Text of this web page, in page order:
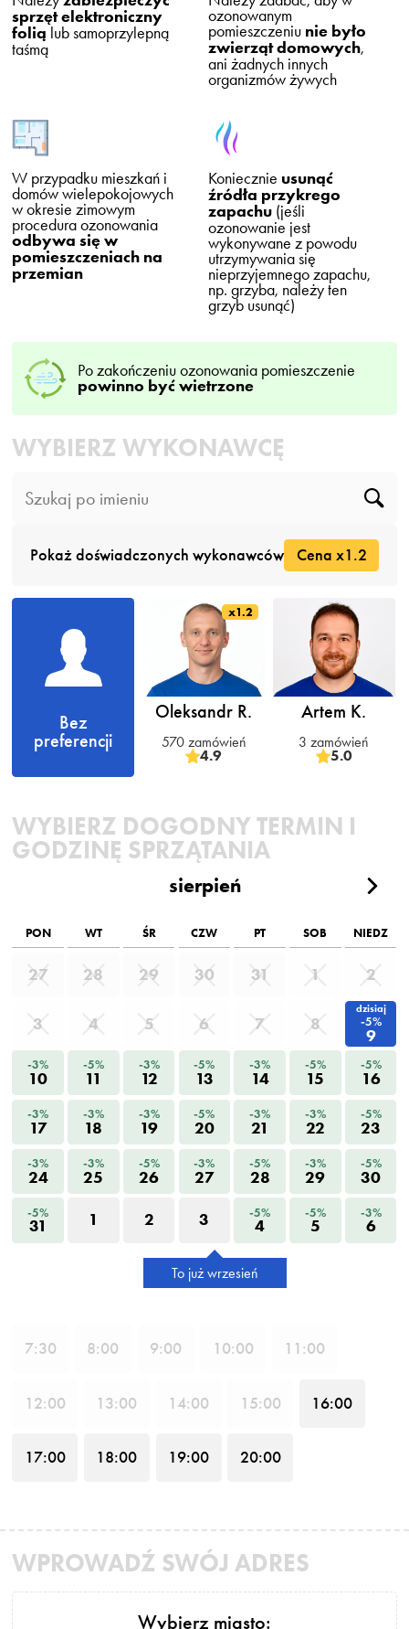
sprzęt elektroniczny
folią lub samoprzylepną
taśmą
ozonowanym
pomieszczeniu nie było
zwierząt domowych,
ani żadnych innych
organizmów żywych
W przypadku mieszkań i
domów wielepokojowych
w okresie zimowym
procedura ozonowania
odbywa się w
pomieszczeniach na
przemian
Koniecznie usunąć
źródła przykrego
zapachu (jeśli
ozonowanie jest
wykonywane z powodu
utrzymywania się
nieprzyjemnego zapachu,
np. grzyba, należy ten
grzyb usunąć)
Po zakończeniu ozonowania pomieszczenie
powinno być wietrzone
WYBIERZ WYKONAWCĘ
Pokaż doświadczonych wykonawców Cena x1.2
Bez
preferencji
x1.2
Oleksandr R.
570 zamówień
4.9
Artem K.
3 zamówień
5.0
WYBIERZ DOGODNY TERMIN I
GODZINĘ SPRZĄTANIA
sierpień
PON WT ŚR CZW PT SOB NIEDZ
27 28 29 30 31 1 2
3 4 5 6 7 8
dzisiaj
-5%
9
-3%
10
-5%
11
-3%
12
-5%
13
-3%
14
-5%
15
-5%
16
-3%
17
-3%
18
-3%
19
-5%
20
-3%
21
-3%
22
-5%
23
-3%
24
-3%
25
-5%
26
-3%
27
-5%
28
-3%
29
-5%
30
-5%
31 1 2 3 -5%
4
-5%
5
-3%
6
To już wrzesień
7:30 8:00 9:00 10:00 11 :00
12:00 13:00 14:00 15:00 16:00
17:00 18:00 19:00 20:00
WPROWADŹ SWÓJ ADRES
Wybierz miasto: